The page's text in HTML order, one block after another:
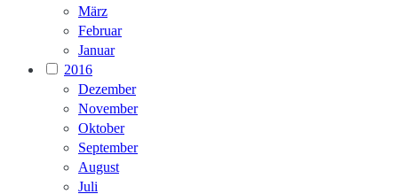
März
Februar
Januar
2016
Dezember
November
Oktober
September
August
Juli